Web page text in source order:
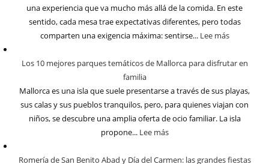
una experiencia que va mucho más allá de la comida. En este
sentido, cada mesa trae expectativas diferentes, pero todas
comparten una exigencia máxima: sentirse... Lee más
Los 10 mejores parques temáticos de Mallorca para disfrutar en
familia
Mallorca es una isla que suele presentarse a través de sus playas,
sus calas y sus pueblos tranquilos, pero, para quienes viajan con
niños, se descubre una amplia oferta de ocio familiar. La isla
propone... Lee más
Romería de San Benito Abad y Día del Carmen: las grandes fiestas